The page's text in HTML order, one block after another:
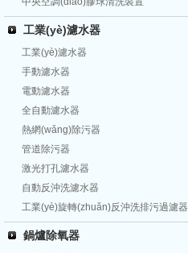
工業(yè)濾水器
工業(yè)濾水器
手動濾水器
電動濾水器
全自動濾水器
熱網(wǎng)除污器
管道除污器
激光打孔濾水器
自動反沖洗濾水器
工業(yè)旋轉(zhuǎn)反沖洗排污過濾器
鍋爐除氧器